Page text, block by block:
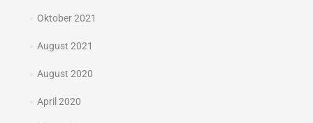
Oktober 2021
August 2021
August 2020
April 2020